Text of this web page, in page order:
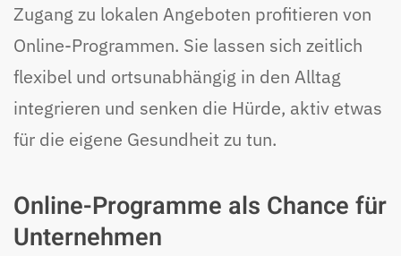
Zugang zu lokalen Angeboten profitieren von
Online-Programmen. Sie lassen sich zeitlich
flexibel und ortsunabhängig in den Alltag
integrieren und senken die Hürde, aktiv etwas
für die eigene Gesundheit zu tun.
Online-Programme als Chance für
Unternehmen